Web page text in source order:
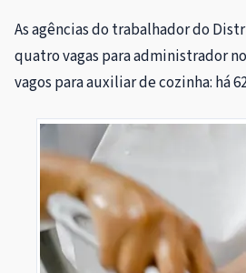
As agências do trabalhador do
quatro vagas para administrador
vagos para auxiliar de cozinha: há